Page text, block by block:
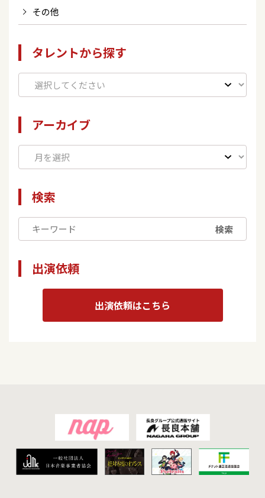
その他
タレントから探す
アーカイブ
検索
検索
出演依頼
出演依頼はこちら